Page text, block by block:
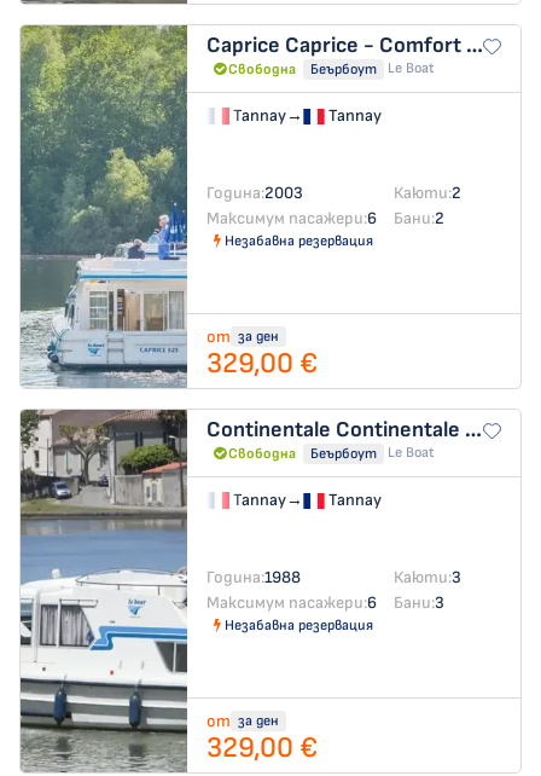
Caprice Caprice - Comfort 45
Свободна Беърбоут Le Boat
Tannay→ Tannay
Година:2003 Каюти:2
Максимум пасажери:6 Бани:2
Незабавна резервация
от за ден
329,00 €
Continentale Continentale - Budget 7
Свободна Беърбоут Le Boat
Tannay→ Tannay
Година:1988 Каюти:3
Максимум пасажери:6 Бани:3
Незабавна резервация
от за ден
329,00 €